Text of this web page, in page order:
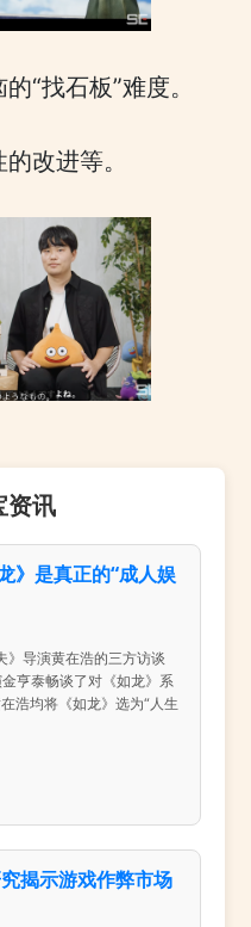
“找石板”难度。
改进等。
资讯
》是真正的“成人娱
》导演黄在浩的三方访谈
亨泰畅谈了对《如龙》系
浩均将《如龙》选为“人生
揭示游戏作弊市场